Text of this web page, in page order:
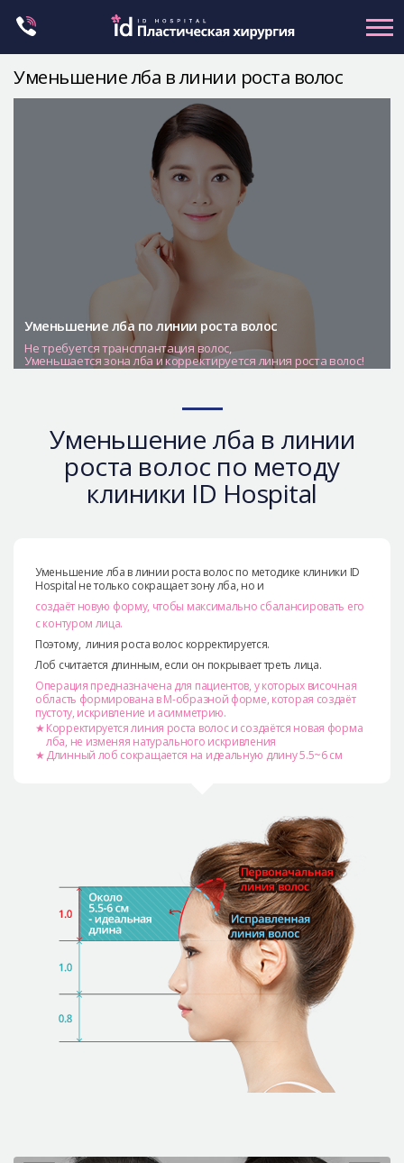
Ортогнатическая хирургия
Контуринг тела
Let Me In
Консультация
Реальные До/После селфи
Уменьшение лба в линии роста волос
Уменьшение лба по линии роста волос
Не требуется трансплантация волос,
Уменьшается зона лба и корректируется линия роста волос!
Уменьшение лба в линии
роста волос по методу
клиники ID Hospital
Уменьшение лба в линии роста волос по методике клиники ID
Hospital не только сокращает зону лба, но и
создаёт новую форму, чтобы максимально сбалансировать его
с контуром лица.
Поэтому, линия роста волос корректируется.
Лоб считается длинным, если он покрывает треть лица.
Операция предназначена для пациентов, у которых височная
область формирована в М-образной форме, которая создаёт
пустоту, искривление и асимметрию.
Корректируется линия роста волос и создаётся новая форма
лба, не изменяя натурального искривления
Длинный лоб сокращается на идеальную длину 5.5~6 см